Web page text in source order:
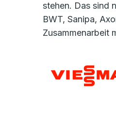
stehen. Das sind
BWT, Sanipa,
Zusammenarbeit